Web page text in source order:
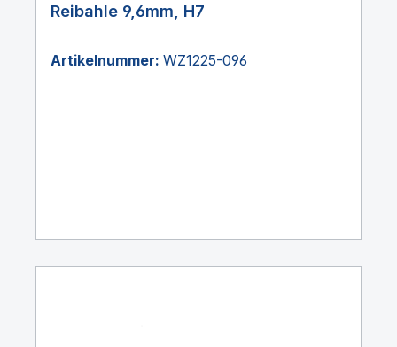
Reibahle 9,6mm, H7
Artikelnummer: WZ1225-096